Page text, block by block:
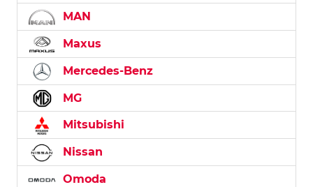
MAN
Maxus
Mercedes-Benz
MG
Mitsubishi
Nissan
Omoda